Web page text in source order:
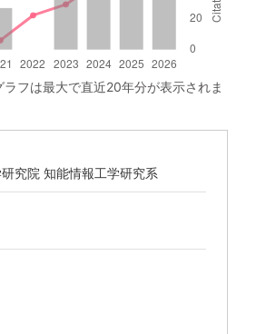
フは最大で直近20年分が表示されま
究院 知能情報工学研究系